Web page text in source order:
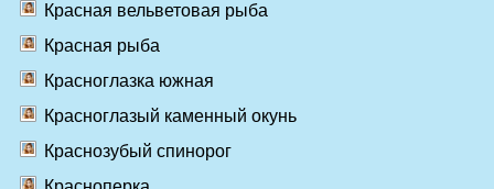
Красная вельветовая рыба
Красная рыба
Красноглазка южная
Красноглазый каменный окунь
Краснозубый спинорог